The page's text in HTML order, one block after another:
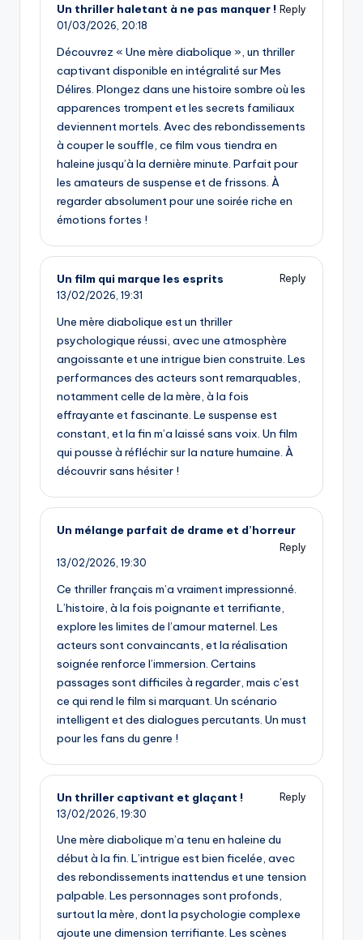
Un thriller haletant à ne pas manquer ! Reply
01/03/2026, 20:18
Découvrez « Une mère diabolique », un thriller
captivant disponible en intégralité sur Mes
Délires. Plongez dans une histoire sombre où les
apparences trompent et les secrets familiaux
deviennent mortels. Avec des rebondissements
à couper le souffle, ce film vous tiendra en
haleine jusqu’à la dernière minute. Parfait pour
les amateurs de suspense et de frissons. À
regarder absolument pour une soirée riche en
émotions fortes !
Un film qui marque les esprits
Reply
13/02/2026, 19:31
Une mère diabolique est un thriller
psychologique réussi, avec une atmosphère
angoissante et une intrigue bien construite. Les
performances des acteurs sont remarquables,
notamment celle de la mère, à la fois
effrayante et fascinante. Le suspense est
constant, et la fin m’a laissé sans voix. Un film
qui pousse à réfléchir sur la nature humaine. À
découvrir sans hésiter !
Un mélange parfait de drame et d’horreur
Reply
13/02/2026, 19:30
Ce thriller français m’a vraiment impressionné.
L’histoire, à la fois poignante et terrifiante,
explore les limites de l’amour maternel. Les
acteurs sont convaincants, et la réalisation
soignée renforce l’immersion. Certains
passages sont difficiles à regarder, mais c’est
ce qui rend le film si marquant. Un scénario
intelligent et des dialogues percutants. Un must
pour les fans du genre !
Un thriller captivant et glaçant !
Reply
13/02/2026, 19:30
Une mère diabolique m’a tenu en haleine du
début à la fin. L’intrigue est bien ficelée, avec
des rebondissements inattendus et une tension
palpable. Les personnages sont profonds,
surtout la mère, dont la psychologie complexe
ajoute une dimension terrifiante. Les scènes